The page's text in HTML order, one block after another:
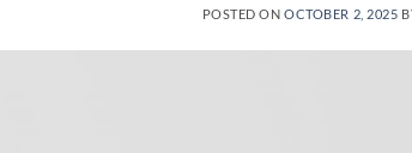
POSTED ONOCTOBER 2, 2025